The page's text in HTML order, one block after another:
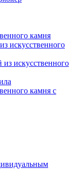
камня
искусственного
искусственного
камня с